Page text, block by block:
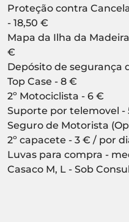
Proteção contra
- 18,50 €
Mapa da Ilha da
€
Depósito de segurança
Top Case - 8 €
2º Motociclista - 6 €
Suporte por telemovel -
Seguro de Motorista
2º capacete - 3 € / por
Luvas para compra -
Casaco M, L - Sob